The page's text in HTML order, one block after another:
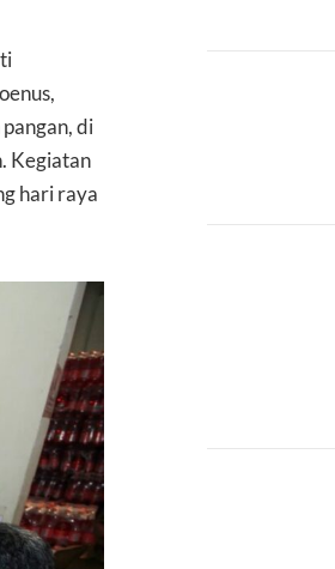
di
Kegiatan
hari raya